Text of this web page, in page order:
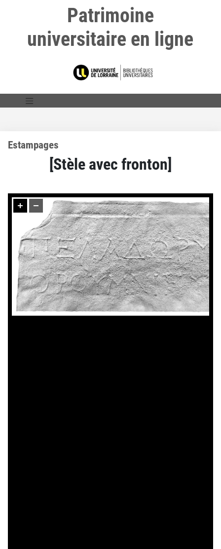
Patrimoine
universitaire en ligne
Estampages
[Stèle avec fronton]